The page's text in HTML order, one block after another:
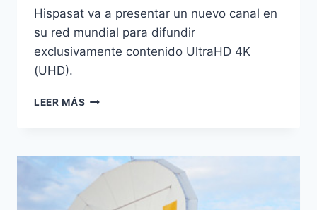
Hispasat va a presentar un nuevo canal en
su red mundial para difundir
exclusivamente contenido UltraHD 4K
(UHD).
LEER MÁS HISPASAT,
LG
LANZAN
UN
CANAL